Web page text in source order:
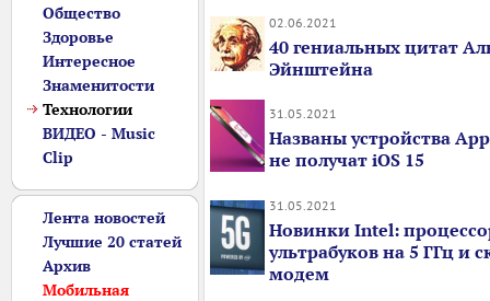
Общество
Здоровье
Интересное
Знаменитости
Технологии
ВИДЕО - Music
Clip
Лента новостей
Лучшие 20 статей
Архив
Мобильная
02.06.2021
40 гениальных цитат
Эйнштейна
31.05.2021
Названы устройства
не получат iOS 15
31.05.2021
Новинки Intel:
ультрабуков на 5 ГГц и
модем